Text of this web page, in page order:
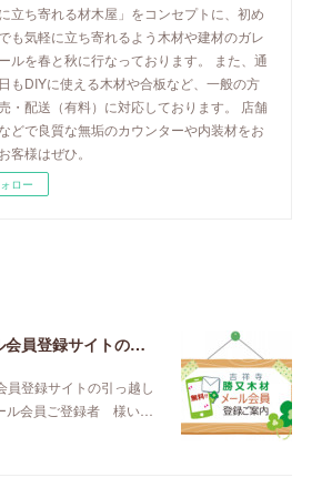
立ち寄れる材木屋」をコンセプトに、初め
も気軽に立ち寄れるよう木材や建材のガレ
ルを春と秋に行なっております。 また、通
もDIYに使える木材や合板など、一般の方
・配送（有料）に対応しております。 店舗
どで良質な無垢のカウンターや内装材をお
客様はぜひ。
ロー
再登録のご案内：メール会員登録サイトの引っ越し【2020年3月】
員登録サイトの引っ越し
ル会員ご登録者 様い…